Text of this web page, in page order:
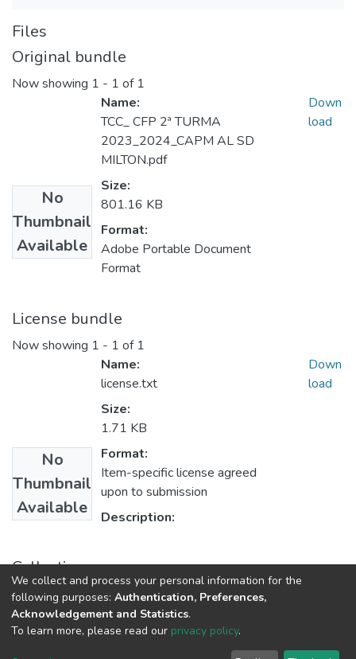
Files
Original bundle
Now showing 1 - 1 of 1
No
Thumbnail
Available
Name:
TCC_ CFP 2ª TURMA
2023_2024_CAPM AL SD
MILTON.pdf
Size:
801.16 KB
Format:
Adobe Portable Document
Format
Down
load
License bundle
Now showing 1 - 1 of 1
No
Thumbnail
Available
Name:
license.txt
Size:
1.71 KB
Format:
Item-specific license agreed
upon to submission
Description:
Down
load
Collections
CURSO DE FORMAÇÃO DE PRAÇAS - CFP - 2024
DSpace software copyright © 2002-2026
We collect and process your personal information for the
following purposes: Authentication, Preferences,
Acknowledgement and Statistics.
To learn more, please read our privacy policy.